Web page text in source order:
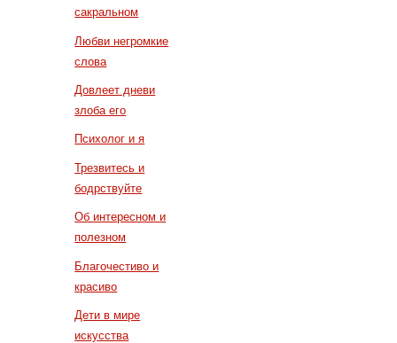
сакральном
Любви негромкие
слова
Довлеет дневи
злоба его
Психолог и я
Трезвитесь и
бодрствуйте
Об интересном и
полезном
Благочестиво и
красиво
Дети в мире
искусства